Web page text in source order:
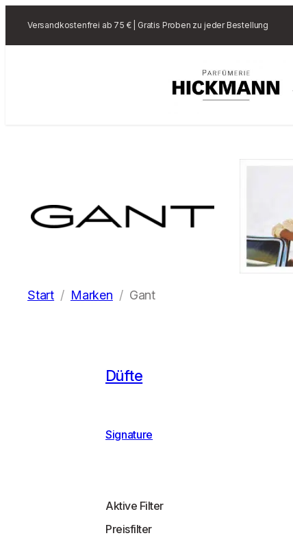
Versandkostenfrei ab 75 € | Gratis Proben zu jeder Bestellung
Start Marken Gant
Düfte
Signature
Aktive Filter
Preisfilter